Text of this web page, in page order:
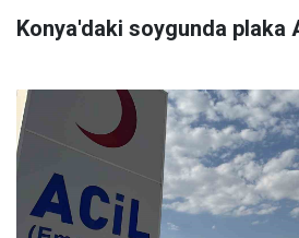
Konya'daki soygunda plaka